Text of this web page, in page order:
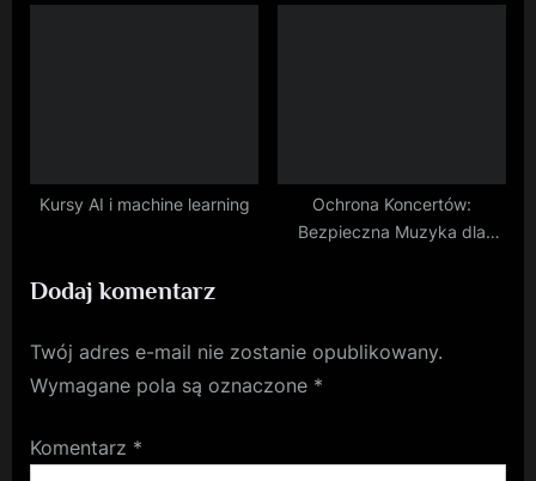
Kursy AI i machine learning
Ochrona Koncertów:
Bezpieczna Muzyka dla
Dodaj komentarz
Twój adres e-mail nie zostanie opublikowany.
Wymagane pola są oznaczone *
Komentarz *